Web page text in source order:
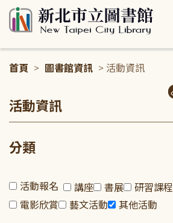
首頁 > 圖書館資訊 > 活動資訊
活動資訊
分類
活動報名 講座 書展 研習課程
電影欣賞
藝文活動 其他活動